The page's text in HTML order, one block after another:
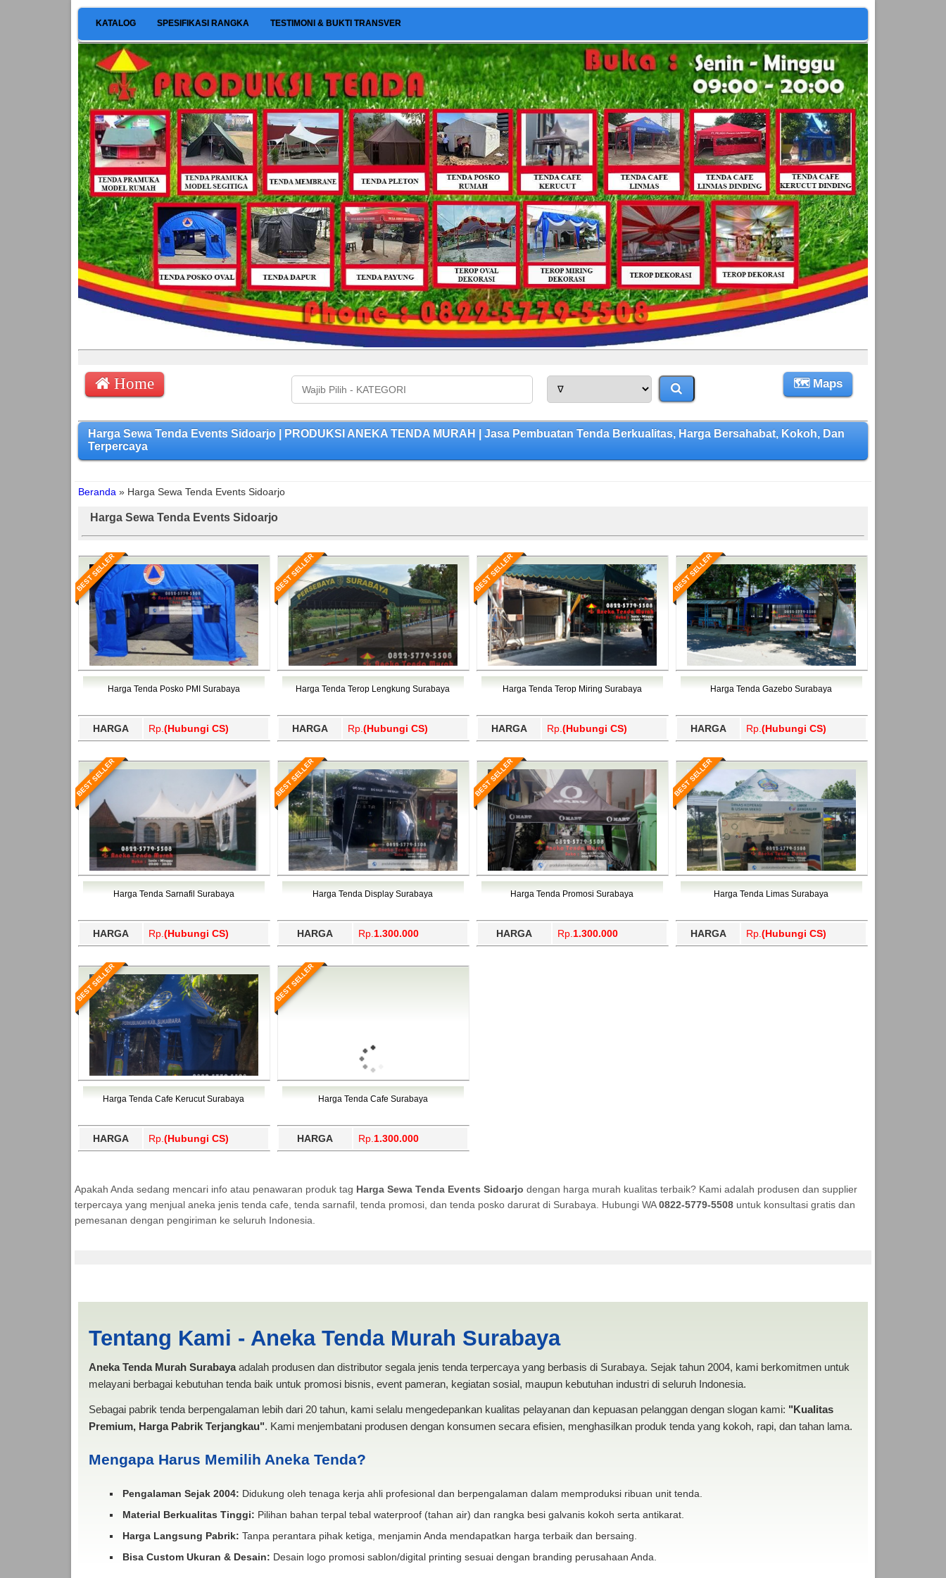
KATALOG SPESIFIKASI RANGKA TESTIMONI & BUKTI TRANSVER
Home 🗺 Maps
Harga Sewa Tenda Events Sidoarjo | PRODUKSI ANEKA TENDA MURAH | Jasa Pembuatan Tenda Berkualitas, Harga Bersahabat, Kokoh, Dan
Terpercaya
Beranda » Harga Sewa Tenda Events Sidoarjo
Harga Sewa Tenda Events Sidoarjo
BEST SELLER
Harga Tenda Posko PMI Surabaya
HARGA Rp. (Hubungi CS)
BEST SELLER
Harga Tenda Terop Lengkung Surabaya
HARGA Rp. (Hubungi CS)
BEST SELLER
Harga Tenda Terop Miring Surabaya
HARGA Rp. (Hubungi CS)
BEST SELLER
Harga Tenda Gazebo Surabaya
HARGA Rp. (Hubungi CS)
BEST SELLER
Harga Tenda Sarnafil Surabaya
HARGA Rp. (Hubungi CS)
BEST SELLER
Harga Tenda Display Surabaya
HARGA Rp. 1.300.000
BEST SELLER
Harga Tenda Promosi Surabaya
HARGA Rp. 1.300.000
BEST SELLER
Harga Tenda Limas Surabaya
HARGA Rp. (Hubungi CS)
BEST SELLER
Harga Tenda Cafe Kerucut Surabaya
HARGA Rp. (Hubungi CS)
BEST SELLER
Harga Tenda Cafe Surabaya
HARGA Rp. 1.300.000
Apakah Anda sedang mencari info atau penawaran produk tag Harga Sewa Tenda Events Sidoarjo dengan harga murah kualitas terbaik? Kami adalah produsen dan supplier
terpercaya yang menjual aneka jenis tenda cafe, tenda sarnafil, tenda promosi, dan tenda posko darurat di Surabaya. Hubungi WA0822-5779-5508untuk konsultasi gratis dan
pemesanan dengan pengiriman ke seluruh Indonesia.
Tentang Kami - Aneka Tenda Murah Surabaya
Aneka Tenda Murah Surabayaadalah produsen dan distributor segala jenis tenda terpercaya yang berbasis di Surabaya. Sejak tahun 2004, kami berkomitmen untuk
melayani berbagai kebutuhan tenda baik untuk promosi bisnis, event pameran, kegiatan sosial, maupun kebutuhan industri di seluruh Indonesia.
Sebagai pabrik tenda berpengalaman lebih dari 20 tahun, kami selalu mengedepankan kualitas pelayanan dan kepuasan pelanggan dengan slogan kami: "Kualitas
Premium, Harga Pabrik Terjangkau". Kami menjembatani produsen dengan konsumen secara efisien, menghasilkan produk tenda yang kokoh, rapi, dan tahan lama.
Mengapa Harus Memilih Aneka Tenda?
Pengalaman Sejak 2004: Didukung oleh tenaga kerja ahli profesional dan berpengalaman dalam memproduksi ribuan unit tenda.
Material Berkualitas Tinggi: Pilihan bahan terpal tebal waterproof (tahan air) dan rangka besi galvanis kokoh serta antikarat.
Harga Langsung Pabrik: Tanpa perantara pihak ketiga, menjamin Anda mendapatkan harga terbaik dan bersaing.
Bisa Custom Ukuran & Desain: Desain logo promosi sablon/digital printing sesuai dengan branding perusahaan Anda.